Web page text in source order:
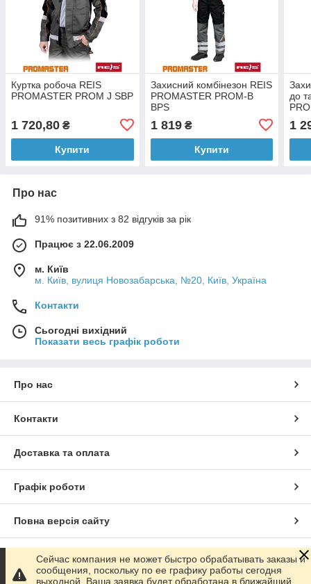
Куртка робоча REIS
PROMASTER PROM J SBP
1 720,80 ₴
Купити
Захисний комбінезон REIS
PROMASTER PROM-B
BPS
1 819₴
Купити
до
1
Про нас
91% позитивних з 82 відгуків за рік
Працює з 22.06.2009
м. Київ
м. Київ, вулиця Новозабарська, №20, Київ, Україна
Контакти
Сьогодні вихідний
Показати весь графік роботи
Про нас
Контакти
Доставка та оплата
Графік роботи
Повна версія сайту
Сайт створено на маркетплейсі Prom.ua
Сейчас компания не может быстро обрабатывать заказы и
сообщения, поскольку по ее графику работы сегодня
выходной. Ваша заявка будет обработана в ближайший